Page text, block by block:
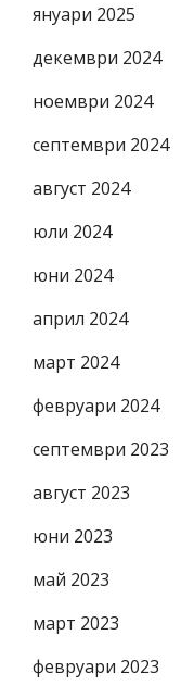
януари 2025
декември 2024
ноември 2024
септември 2024
август 2024
юли 2024
юни 2024
април 2024
март 2024
февруари 2024
септември 2023
август 2023
юни 2023
май 2023
март 2023
февруари 2023